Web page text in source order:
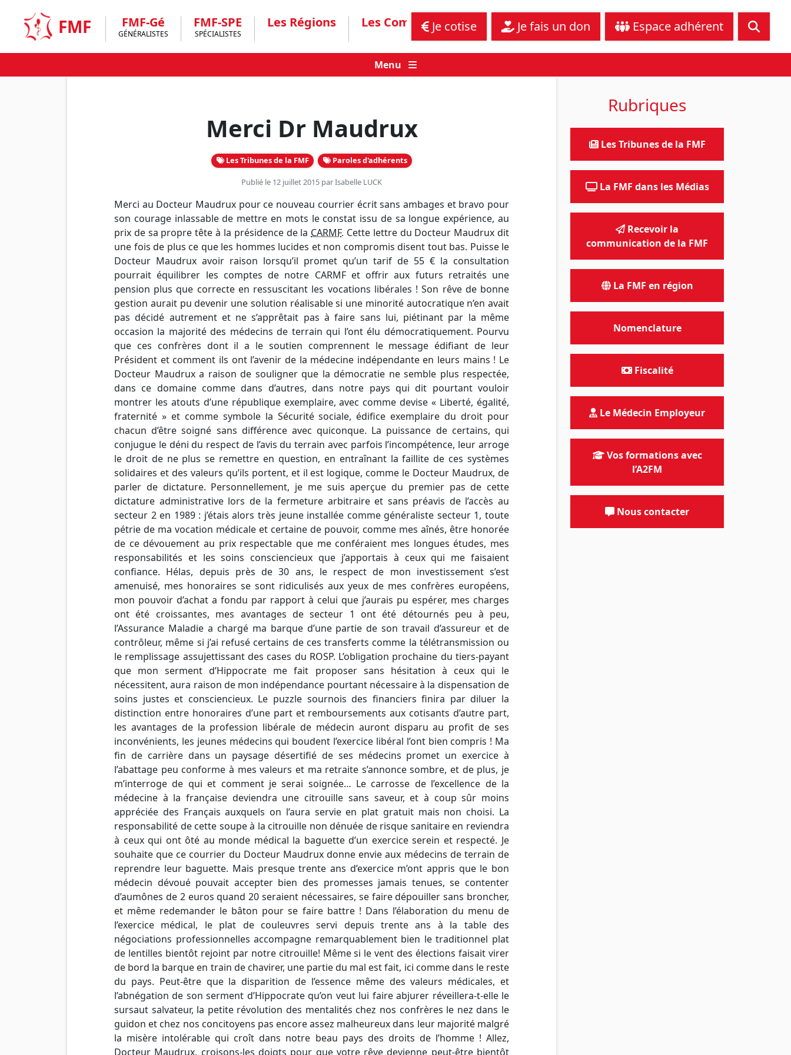
content
FMF FMF-Gé
GÉNÉRALISTES
FMF-SPE
SPÉCIALISTES
Les Régions Les Communiqués Assistance juridique Nous contacter
Je cotise Je fais un don Espace adhérent
Menu
Merci Dr Maudrux
Les Tribunes de la FMF Paroles d'adhérents
Publié le 12 juillet 2015 parIsabelle LUCK
Merci au Docteur Maudrux pour ce nouveau courrier écrit sans ambages et bravo pour
son courage inlassable de mettre en mots le constat issu de sa longue expérience, au
prix de sa propre tête à la présidence de la CARMF. Cette lettre du Docteur Maudrux dit
une fois de plus ce que les hommes lucides et non compromis disent tout bas. Puisse le
Docteur Maudrux avoir raison lorsqu’il promet qu’un tarif de 55 € la consultation
pourrait équilibrer les comptes de notre CARMF et offrir aux futurs retraités une
pension plus que correcte en ressuscitant les vocations libérales ! Son rêve de bonne
gestion aurait pu devenir une solution réalisable si une minorité autocratique n’en avait
pas décidé autrement et ne s’apprêtait pas à faire sans lui, piétinant par la même
occasion la majorité des médecins de terrain qui l’ont élu démocratiquement. Pourvu
que ces confrères dont il a le soutien comprennent le message édifiant de leur
Président et comment ils ont l’avenir de la médecine indépendante en leurs mains ! Le
Docteur Maudrux a raison de souligner que la démocratie ne semble plus respectée,
dans ce domaine comme dans d’autres, dans notre pays qui dit pourtant vouloir
montrer les atouts d’une république exemplaire, avec comme devise « Liberté, égalité,
fraternité » et comme symbole la Sécurité sociale, édifice exemplaire du droit pour
chacun d’être soigné sans différence avec quiconque. La puissance de certains, qui
conjugue le déni du respect de l’avis du terrain avec parfois l’incompétence, leur arroge
le droit de ne plus se remettre en question, en entraînant la faillite de ces systèmes
solidaires et des valeurs qu’ils portent, et il est logique, comme le Docteur Maudrux, de
parler de dictature. Personnellement, je me suis aperçue du premier pas de cette
dictature administrative lors de la fermeture arbitraire et sans préavis de l’accès au
secteur 2 en 1989 : j’étais alors très jeune installée comme généraliste secteur 1, toute
pétrie de ma vocation médicale et certaine de pouvoir, comme mes aînés, être honorée
de ce dévouement au prix respectable que me conféraient mes longues études, mes
responsabilités et les soins consciencieux que j’apportais à ceux qui me faisaient
confiance. Hélas, depuis près de 30 ans, le respect de mon investissement s’est
amenuisé, mes honoraires se sont ridiculisés aux yeux de mes confrères européens,
mon pouvoir d’achat a fondu par rapport à celui que j’aurais pu espérer, mes charges
ont été croissantes, mes avantages de secteur 1 ont été détournés peu à peu,
l’Assurance Maladie a chargé ma barque d’une partie de son travail d’assureur et de
contrôleur, même si j’ai refusé certains de ces transferts comme la télétransmission ou
le remplissage assujettissant des cases du ROSP. L’obligation prochaine du tiers-payant
que mon serment d’Hippocrate me fait proposer sans hésitation à ceux qui le
nécessitent, aura raison de mon indépendance pourtant nécessaire à la dispensation de
soins justes et consciencieux. Le puzzle sournois des financiers finira par diluer la
distinction entre honoraires d’une part et remboursements aux cotisants d’autre part,
les avantages de la profession libérale de médecin auront disparu au profit de ses
inconvénients, les jeunes médecins qui boudent l’exercice libéral l’ont bien compris ! Ma
fin de carrière dans un paysage désertifié de ses médecins promet un exercice à
l’abattage peu conforme à mes valeurs et ma retraite s’annonce sombre, et de plus, je
m’interroge de qui et comment je serai soignée… Le carrosse de l’excellence de la
médecine à la française deviendra une citrouille sans saveur, et à coup sûr moins
appréciée des Français auxquels on l’aura servie en plat gratuit mais non choisi. La
responsabilité de cette soupe à la citrouille non dénuée de risque sanitaire en reviendra
à ceux qui ont ôté au monde médical la baguette d’un exercice serein et respecté. Je
souhaite que ce courrier du Docteur Maudrux donne envie aux médecins de terrain de
reprendre leur baguette. Mais presque trente ans d’exercice m’ont appris que le bon
médecin dévoué pouvait accepter bien des promesses jamais tenues, se contenter
d’aumônes de 2 euros quand 20 seraient nécessaires, se faire dépouiller sans broncher,
et même redemander le bâton pour se faire battre ! Dans l’élaboration du menu de
l’exercice médical, le plat de couleuvres servi depuis trente ans à la table des
négociations professionnelles accompagne remarquablement bien le traditionnel plat
de lentilles bientôt rejoint par notre citrouille! Même si le vent des élections faisait virer
de bord la barque en train de chavirer, une partie du mal est fait, ici comme dans le reste
du pays. Peut-être que la disparition de l’essence même des valeurs médicales, et
l’abnégation de son serment d’Hippocrate qu’on veut lui faire abjurer réveillera-t-elle le
sursaut salvateur, la petite révolution des mentalités chez nos confrères le nez dans le
guidon et chez nos concitoyens pas encore assez malheureux dans leur majorité malgré
la misère intolérable qui croît dans notre beau pays des droits de l’homme ! Allez,
Docteur Maudrux, croisons-les doigts pour que votre rêve devienne peut-être bientôt
Rubriques
Les Tribunes de la FMF
La FMF dans les Médias
Recevoir la
communication de la FMF
La FMF en région
Nomenclature
Fiscalité
Le Médecin Employeur
Vos formations avec
l’A2FM
Nous contacter